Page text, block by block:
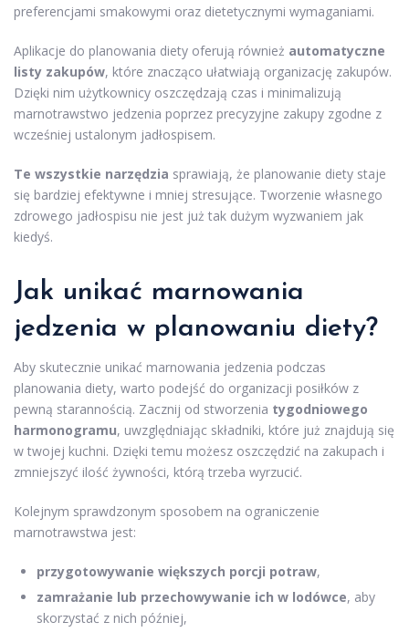
preferencjami smakowymi oraz dietetycznymi wymaganiami.
Aplikacje do planowania diety oferują również automatyczne
listy zakupów, które znacząco ułatwiają organizację zakupów.
Dzięki nim użytkownicy oszczędzają czas i minimalizują
marnotrawstwo jedzenia poprzez precyzyjne zakupy zgodne z
wcześniej ustalonym jadłospisem.
Te wszystkie narzędzia sprawiają, że planowanie diety staje
się bardziej efektywne i mniej stresujące. Tworzenie własnego
zdrowego jadłospisu nie jest już tak dużym wyzwaniem jak
kiedyś.
Jak unikać marnowania
jedzenia w planowaniu diety?
Aby skutecznie unikać marnowania jedzenia podczas
planowania diety, warto podejść do organizacji posiłków z
pewną starannością. Zacznij od stworzenia tygodniowego
harmonogramu, uwzględniając składniki, które już znajdują się
w twojej kuchni. Dzięki temu możesz oszczędzić na zakupach i
zmniejszyć ilość żywności, którą trzeba wyrzucić.
Kolejnym sprawdzonym sposobem na ograniczenie
marnotrawstwa jest:
przygotowywanie większych porcji potraw,
zamrażanie lub przechowywanie ich w lodówce, aby
skorzystać z nich później,